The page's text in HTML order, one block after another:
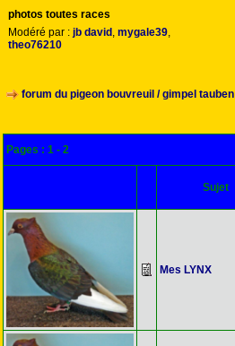
photos toutes races
Modéré par : jb david , mygale39,
theo76210
forum du pigeon bouvreuil / gimpel tauben
Pages : 1 - 2
Sujet
Mes LYNX